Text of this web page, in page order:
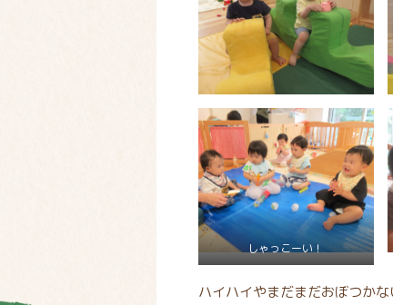
しゃっこーい！
ハイハイやまだまだおぼつか